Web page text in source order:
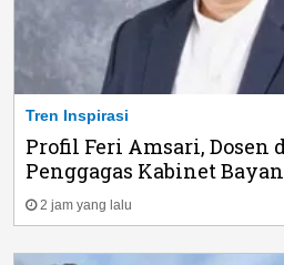
Tren Inspirasi
Profil Feri Amsari, Dosen
Penggagas Kabinet
2 jam yang lalu